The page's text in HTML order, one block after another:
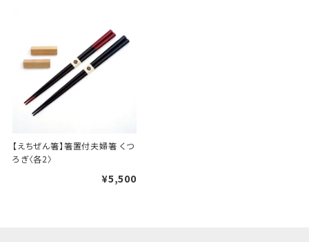
天掛け包装について
手提袋はお付けできません。
【えちぜん箸】箸置付夫婦箸 くつ
ろぎ〈各2〉
¥5,500